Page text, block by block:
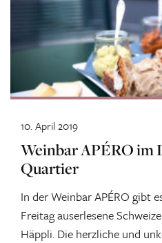
Weinbar APÉRO im
Quartier
In der Weinbar APÉRO gibt
Freitag auserlesene
Häppli. Die herzliche und
10. April 2019